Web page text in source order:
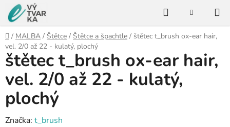
Přejít
na
obsah
HledatNÁKUPNÍ
Domů
/ MALBA / Štětce / Štětce a špachtle / štětec t_brush ox-ear hair,
vel. 2/0 až 22 - kulatý, plochý
štětec t_brush ox-ear hair,
vel. 2/0 až 22 - kulatý,
plochý
Značka: t_brush